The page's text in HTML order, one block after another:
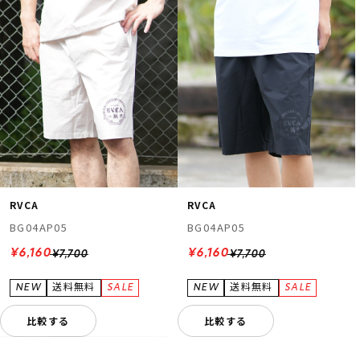
ムラサキスポーツ 公式アプリ
ポイント・クーポンもこのアプリで！
RVCA
BG04AP05
¥7,700
¥6,160
比較する
RVCA
BG04AP05
¥7,700
¥6,160
比較する